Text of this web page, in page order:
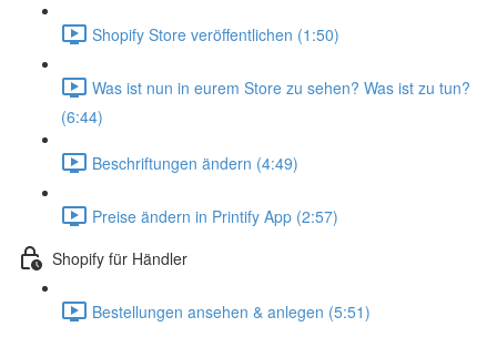
Shopify Store veröffentlichen (1:50)
Was ist nun in eurem Store zu sehen? Was ist zu tun?
(6:44)
Beschriftungen ändern (4:49)
Preise ändern in Printify App (2:57)
Shopify für Händler
Bestellungen ansehen & anlegen (5:51)